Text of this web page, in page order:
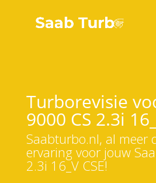
Turborevisie
9000 CS 2.3i
Saabturbo.nl, al meer
ervaring voor jouw
2.3i 16_V CSE!